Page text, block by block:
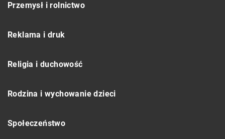
Przemysł i rolnictwo
Reklama i druk
Religia i duchowość
Rodzina i wychowanie dzieci
Społeczeństwo